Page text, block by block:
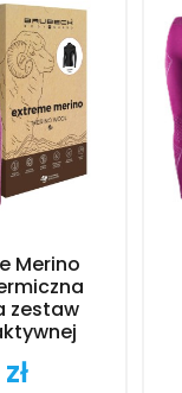
Merino
zestaw